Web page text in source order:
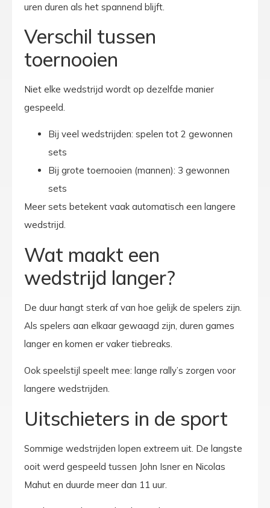
uren duren als het spannend blijft.
Verschil tussen
toernooien
Niet elke wedstrijd wordt op dezelfde manier
gespeeld.
Bij veel wedstrijden: spelen tot 2 gewonnen
sets
Bij grote toernooien (mannen): 3 gewonnen
sets
Meer sets betekent vaak automatisch een langere
wedstrijd.
Wat maakt een
wedstrijd langer?
De duur hangt sterk af van hoe gelijk de spelers zijn.
Als spelers aan elkaar gewaagd zijn, duren games
langer en komen er vaker tiebreaks.
Ook speelstijl speelt mee: lange rally’s zorgen voor
langere wedstrijden.
Uitschieters in de sport
Sommige wedstrijden lopen extreem uit. De langste
ooit werd gespeeld tussen John Isner en Nicolas
Mahut en duurde meer dan 11 uur.